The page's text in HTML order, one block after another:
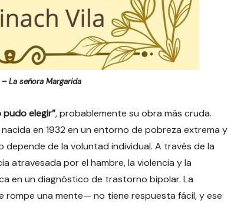
La señora Margarida
pudo elegir”, probablemente su obra más cruda.
en 1932 en un entorno de pobreza extrema y
de la voluntad individual. A través de la
atravesada por el hambre, la violencia y la
en un diagnóstico de trastorno bipolar. La
una mente— no tiene respuesta fácil, y ese